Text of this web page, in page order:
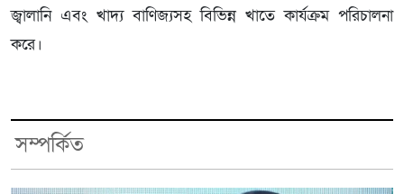
জ্বালানি এবং খাদ্য বাণিজ্যসহ বিভিন্ন খাতে কার্যক্রম পরিচালনা
করে।
সম্পর্কিত